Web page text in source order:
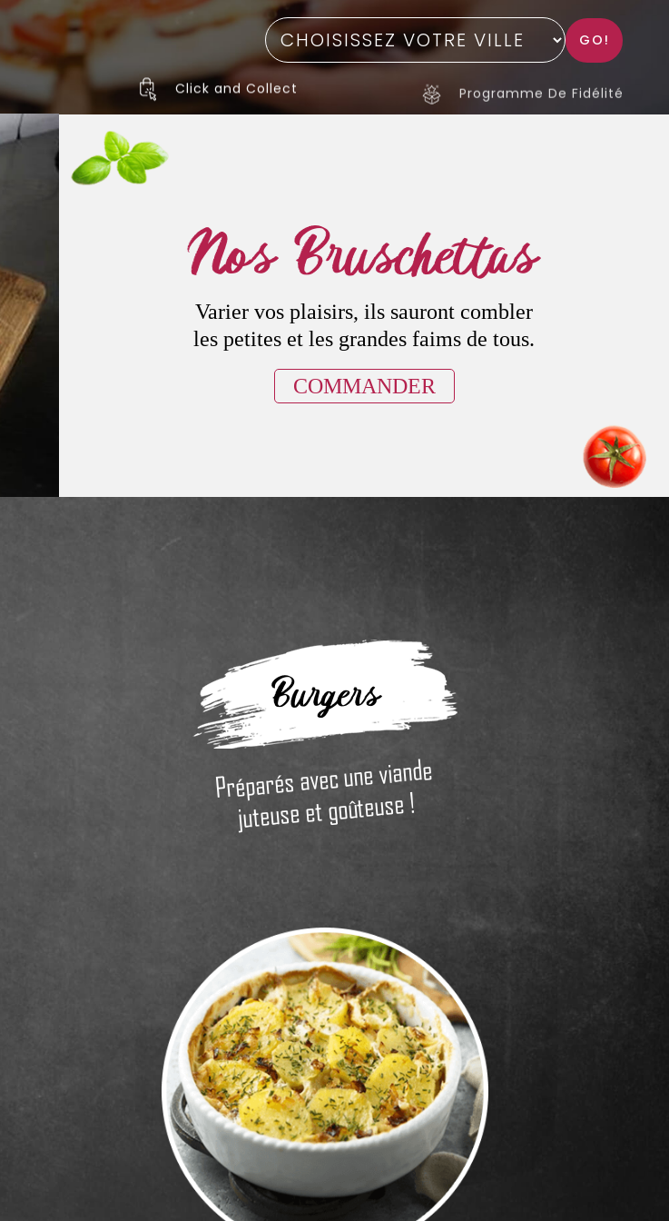
GO!
Click and Collect Programme De Fidélité
Nos Bruschettas
Varier vos plaisirs, ils sauront combler
les petites et les grandes faims de tous.
COMMANDER
Burgers
Préparés avec une viande
juteuse et goûteuse !